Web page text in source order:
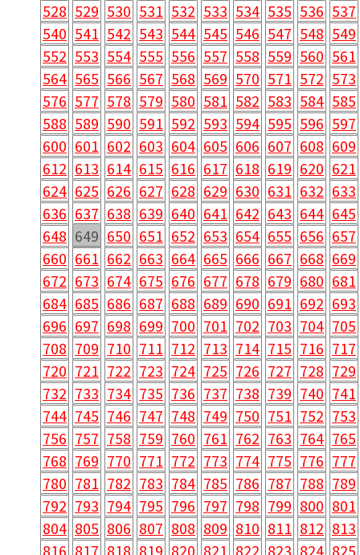
528 529 530 531 532 533 534 535 536 537
540 541 542 543 544 545 546 547 548 549
552 553 554 555 556 557 558 559 560 561
564 565 566 567 568 569 570 571 572 573
576 577 578 579 580 581 582 583 584 585
588 589 590 591 592 593 594 595 596 597
600 601 602 603 604 605 606 607 608 609
612 613 614 615 616 617 618 619 620 621
624 625 626 627 628 629 630 631 632 633
636 637 638 639 640 641 642 643 644 645
648 649 650 651 652 653 654 655 656 657
660 661 662 663 664 665 666 667 668 669
672 673 674 675 676 677 678 679 680 681
684 685 686 687 688 689 690 691 692 693
696 697 698 699 700 701 702 703 704 705
708 709 710 711 712 713 714 715 716 717
720 721 722 723 724 725 726 727 728 729
732 733 734 735 736 737 738 739 740 741
744 745 746 747 748 749 750 751 752 753
756 757 758 759 760 761 762 763 764 765
768 769 770 771 772 773 774 775 776 777
780 781 782 783 784 785 786 787 788 789
792 793 794 795 796 797 798 799 800 801
804 805 806 807 808 809 810 811 812 813
816 817 818 819 820 821 822 823 824 825